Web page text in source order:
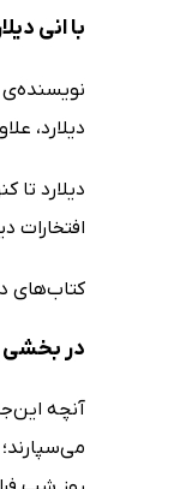
با انی
نویسنده‌ی
دیلارد،
دیلارد تا
افتخارات
کتاب‌های
در بخشی
آنچه